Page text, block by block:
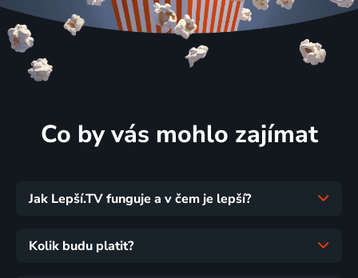
Co by vás mohlo zajímat
Jak Lepší.TV funguje a v čem je lepší?
Kolik budu platit?